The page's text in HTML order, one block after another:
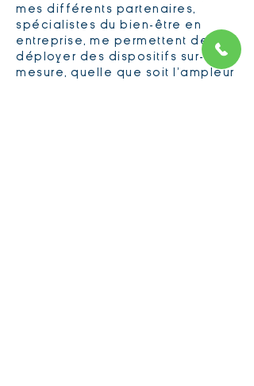
mes différents partenaires,
spécialistes du bien-être en
entreprise, me permettent de
déployer des dispositifs sur-
mesure, quelle que soit l’ampleur